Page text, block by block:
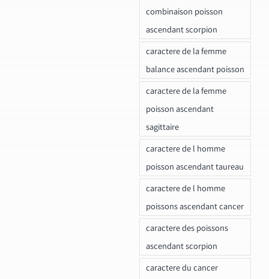
combinaison poisson
ascendant scorpion
caractere de la femme
balance ascendant poisson
caractere de la femme
poisson ascendant
sagittaire
caractere de l homme
poisson ascendant taureau
caractere de l homme
poissons ascendant cancer
caractere des poissons
ascendant scorpion
caractere du cancer